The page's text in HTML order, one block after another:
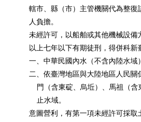
轄市、縣（市）主管機關代為
           人負擔。
未經許可，以船舶或其他機械
以上七年以下有期徒刑，得併科
一、中華民國內水（不含內陸水域
二、依臺灣地區與大陸地區人
門（含東碇、烏坵）、馬祖
               止水域。
意圖營利，有第一項未經許可